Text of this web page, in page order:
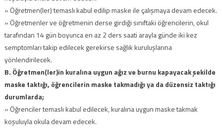
» Öğretmen(ler) temaslı kabul edilip maske ile çalışmaya devam edecek.
» Öğretmenler ve öğretmenin derse girdiği sınıftaki öğrencilerin, okul
tarafından 14 gün boyunca en az 2 ders saati arayla günde iki kez
semptomları takip edilecek gerekirse sağlık kuruluşlarına
yönlendirilecek.
B. Öğretmen(ler)in kuralına uygun ağız ve burnu kapayacak şekilde
maske taktığı, öğrencilerin maske takmadığı ya da düzensiz taktığı
durumlarda;
» Öğrenciler temaslı kabul edilecek, kuralına uygun maske takmak
koşuluyla okula devam edecek.